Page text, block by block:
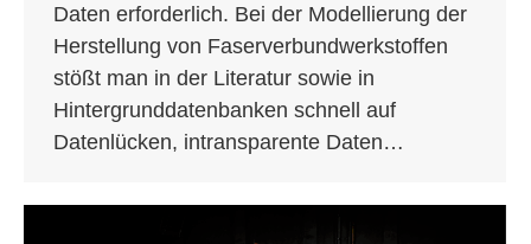
Daten erforderlich. Bei der Modellierung der
Herstellung von Faserverbundwerkstoffen
stößt man in der Literatur sowie in
Hintergrunddatenbanken schnell auf
Datenlücken, intransparente Daten…